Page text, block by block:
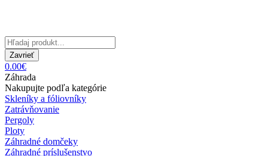
Zavrieť
0.00€
Záhrada
Nakupujte podľa kategórie
Skleníky a fóliovníky
Zatrávňovanie
Pergoly
Ploty
Záhradné domčeky
Záhradné príslušenstvo